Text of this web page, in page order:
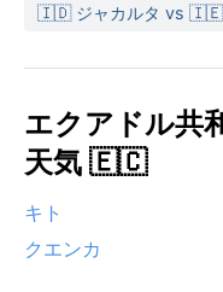
🇮🇩 ジャカルタ vs 🇮🇪
エクアドル共
天気 🇪🇨
キト
クエンカ